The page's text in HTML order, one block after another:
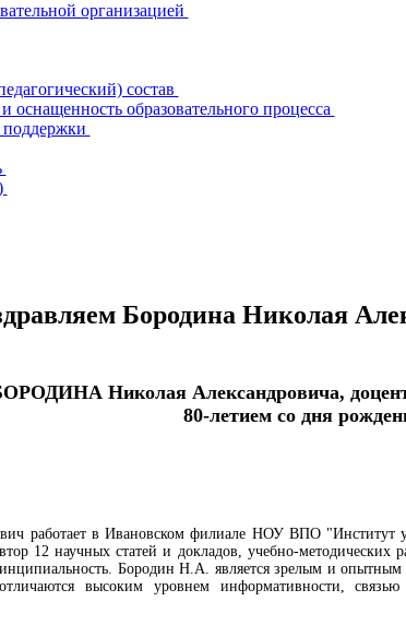
организацией
состав
оснащенность образовательного процесса
Бородина Николая
Николая Александровича,
80-летием со дня
работает в Ивановском филиале НОУ ВПО "Институт
12 научных статей и докладов, учебно-методических
Бородин Н.А. является зрелым и опытным
высоким уровнем информативности,